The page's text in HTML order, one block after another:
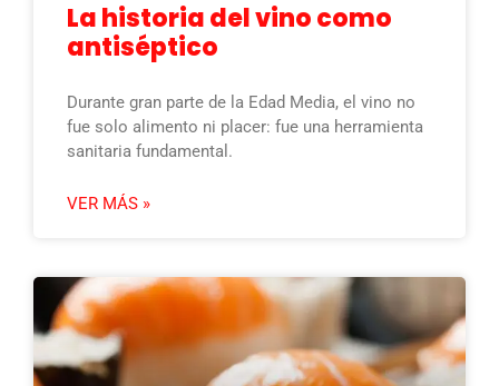
La historia del vino como
antiséptico
Durante gran parte de la Edad Media, el vino no
fue solo alimento ni placer: fue una herramienta
sanitaria fundamental.
VER MÁS »